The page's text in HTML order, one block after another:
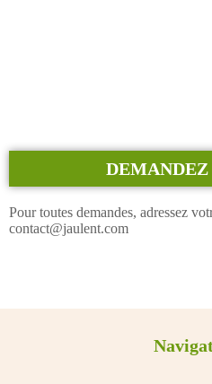
DEMANDEZ
contact@jaulent.com